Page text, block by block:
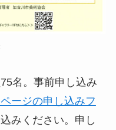
名。事前申し込み
ージの申し込みフ
みください。申し